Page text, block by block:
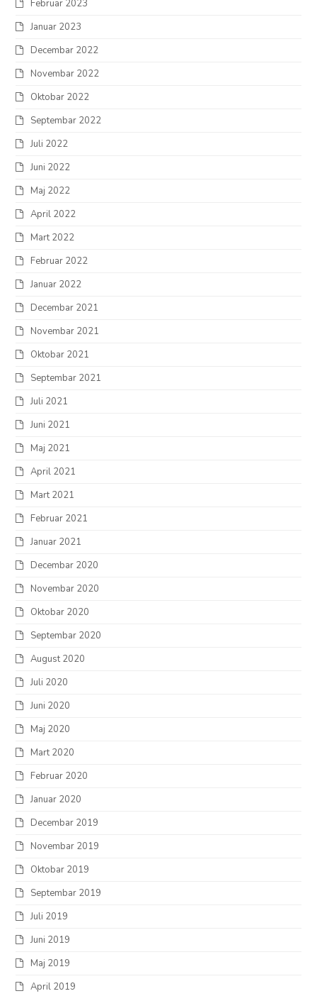
Februar 2023
Januar 2023
Decembar 2022
Novembar 2022
Oktobar 2022
Septembar 2022
Juli 2022
Juni 2022
Maj 2022
April 2022
Mart 2022
Februar 2022
Januar 2022
Decembar 2021
Novembar 2021
Oktobar 2021
Septembar 2021
Juli 2021
Juni 2021
Maj 2021
April 2021
Mart 2021
Februar 2021
Januar 2021
Decembar 2020
Novembar 2020
Oktobar 2020
Septembar 2020
August 2020
Juli 2020
Juni 2020
Maj 2020
Mart 2020
Februar 2020
Januar 2020
Decembar 2019
Novembar 2019
Oktobar 2019
Septembar 2019
Juli 2019
Juni 2019
Maj 2019
April 2019